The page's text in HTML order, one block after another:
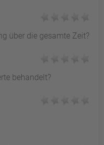
über die gesamte Zeit?
behandelt?